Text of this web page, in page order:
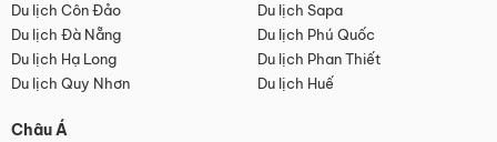
Du lịch Côn Đảo
Du lịch Sapa
Du lịch Đà Nẵng
Du lịch Phú Quốc
Du lịch Hạ Long
Du lịch Phan Thiết
Du lịch Quy Nhơn
Du lịch Huế
Châu Á